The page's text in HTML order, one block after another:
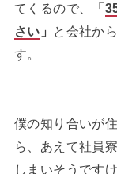
てくるので、
「
さい 」
と会社か
す。
僕の知り合いが
ら、あえて社員
しまいそうです